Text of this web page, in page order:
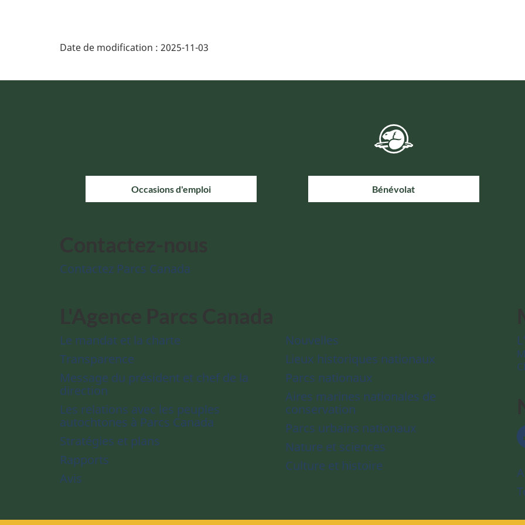
Date de modification : 2025-11-03
Occasions d'emploi Bénévolat
Contactez Parcs Canada
Le mandat et la charte
Transparence
Message du président et chef de la
direction
Les relations avec les peuples
autochtones à Parcs Canada
Stratégies et plans
Rapports
Avis
Nouvelles
Lieux historiques nationaux
Parcs nationaux
Aires marines nationales de
conservation
Parcs urbains nationaux
Nature et sciences
Culture et histoire